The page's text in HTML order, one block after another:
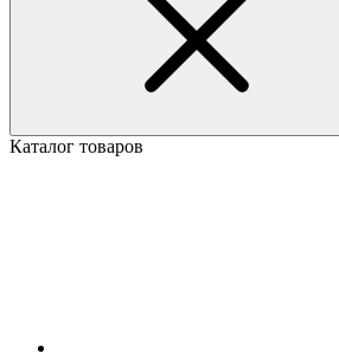
Каталог товаров